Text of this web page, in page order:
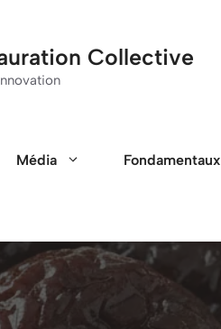
Collective
Média Fondamentaux